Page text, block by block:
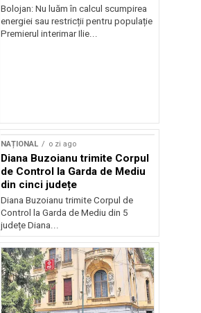
Bolojan: Nu luăm în calcul scumpirea
energiei sau restricții pentru populație
Premierul interimar Ilie...
NAȚIONAL o zi ago
Diana Buzoianu trimite Corpul
de Control la Garda de Mediu
din cinci județe
Diana Buzoianu trimite Corpul de
Control la Garda de Mediu din 5
județe Diana...